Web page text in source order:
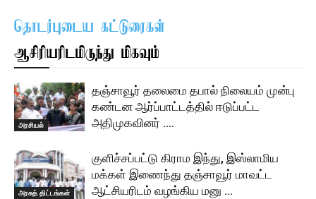
தொடர்புடைய கட்டுரைகள்
ஆசிரியரிடமிருந்து மிகவும்
அரசியல்
தஞ்சாவூர் தலைமை தபால் நிலையம் முன்பு
கண்டன ஆர்ப்பாட்டத்தில் ஈடுப்பட்ட
அதிமுகவினர் ….
அரசுத் திட்டங்கள்
குளிச்சப்பட்டு கிராம இந்து, இஸ்லாமிய
மக்கள் இணைந்து தஞ்சாவூர் மாவட்ட
ஆட்சியரிடம் வழங்கிய மனு …